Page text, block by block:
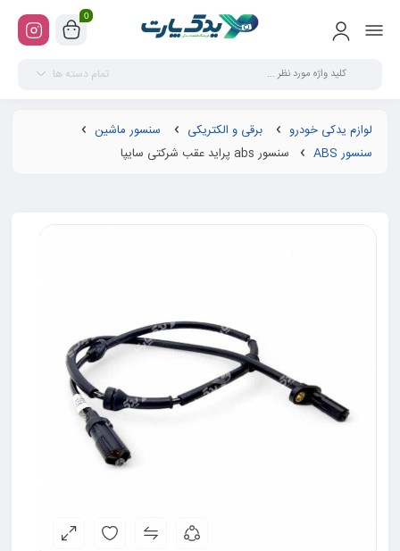
0
تمام دسته ها
لوازم یدکی خودرو برقی و الکتریکی
سنسور ماشین
سنسور ABS
سنسور abs پراید عقب شرکتی سایپا